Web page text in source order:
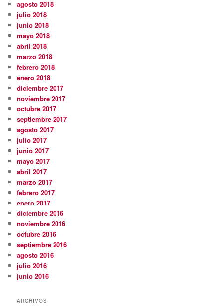
agosto 2018
julio 2018
junio 2018
mayo 2018
abril 2018
marzo 2018
febrero 2018
enero 2018
diciembre 2017
noviembre 2017
octubre 2017
septiembre 2017
agosto 2017
julio 2017
junio 2017
mayo 2017
abril 2017
marzo 2017
febrero 2017
enero 2017
diciembre 2016
noviembre 2016
octubre 2016
septiembre 2016
agosto 2016
julio 2016
junio 2016
ARCHIVOS